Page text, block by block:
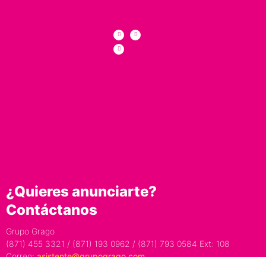
¿Quieres anunciarte?
Contáctanos
Grupo Grago
(871) 455 3321 / (871) 193 0962 / (871) 793 0584 Ext: 108